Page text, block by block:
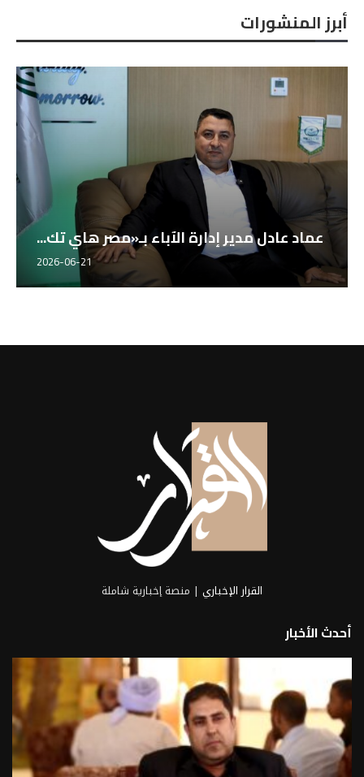
أبرز المنشورات
عماد عادل مدير إدارة الآباء بـ«مصر هاي تك...
2026-06-21
القرار الإخباري | منصة إخبارية شاملة
أحدث الأخبار